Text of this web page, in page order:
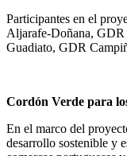
Participantes en el
Aljarafe-Doñana,
Guadiato, GDR
Cordón Verde para
En el marco del
desarrollo sostenible y